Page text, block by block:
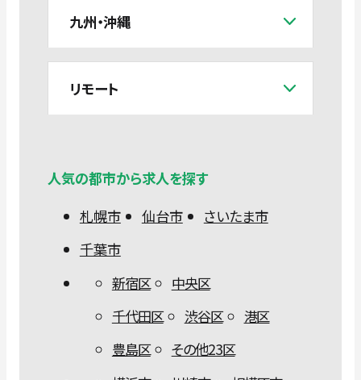
九州・沖縄
リモート
人気の都市から求人を探す
札幌市
仙台市
さいたま市
千葉市
新宿区
中央区
千代田区
渋谷区
港区
豊島区
その他23区